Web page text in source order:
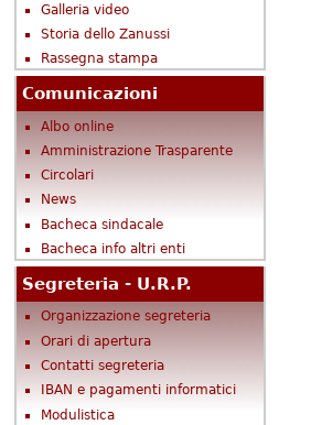
Galleria video
Storia dello Zanussi
Rassegna stampa
Comunicazioni
Albo online
Amministrazione Trasparente
Circolari
News
Bacheca sindacale
Bacheca info altri enti
Segreteria - U.R.P.
Organizzazione segreteria
Orari di apertura
Contatti segreteria
IBAN e pagamenti informatici
Modulistica